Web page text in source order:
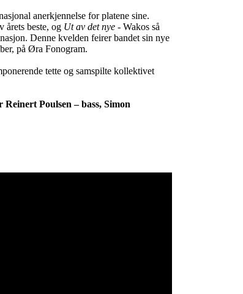
anerkjennelse for platene sine.
årets beste, og Ut av det nye - Wakos så
Denne kvelden feirer bandet sin nye
på Øra Fonogram.
tette og samspilte kollektivet
Poulsen – bass, Simon